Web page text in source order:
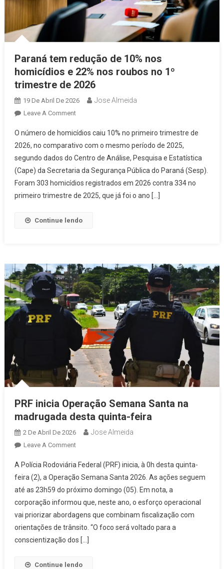
Paraná tem redução de 10% nos
homicídios e 22% nos roubos no 1º
trimestre de 2026
19 De Abril De 2026 Jose Almeida
Leave A CommentOn
Tem
Redução
De
10%
Nos
Homicídios
22%
1º
Trimestre
De
2026
O número de homicídios caiu 10% no primeiro trimestre de
2026, no comparativo com o mesmo período de 2025,
segundo dados do Centro de Análise, Pesquisa e Estatística
(Cape) da Secretaria da Segurança Pública do Paraná (Sesp).
Foram 303 homicídios registrados em 2026 contra 334 no
primeiro trimestre de 2025, que já foi o ano […]
Continue lendo
PRF inicia Operação Semana Santa na
madrugada desta quinta-feira
2 De Abril De 2026 Jose Almeida
Leave A CommentOn
Inicia
Operação
Semana
Santa
Na
Madrugada
Desta
A Polícia Rodoviária Federal (PRF) inicia, à 0h desta quinta-
feira (2), a Operação Semana Santa 2026. As ações seguem
até as 23h59 do próximo domingo (05). Em nota, a
corporação informou que, neste ano, o esforço operacional
vai priorizar abordagens que combinam fiscalização com
orientações de trânsito. “O foco será voltado para a
conscientização dos […]
Continue lendo